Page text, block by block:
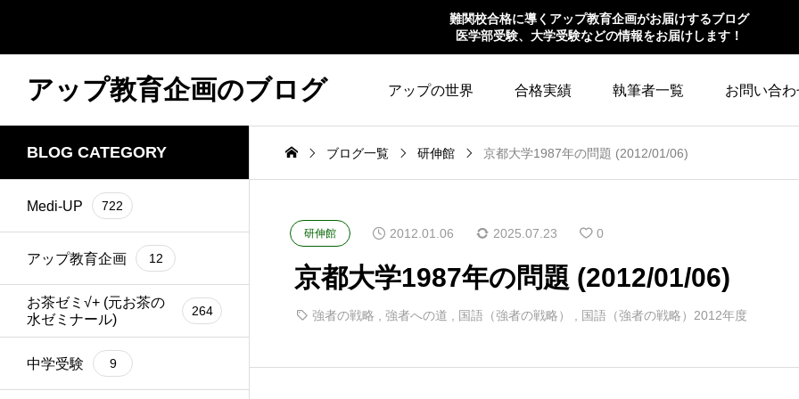
難関校合格に導くアップ教育企画がお届けするブログ
医学部受験、大学受験などの情報をお届けします！
アップ教育企画のブログ アップの世界 合格実績 執筆者一覧 お問い合わ
BLOG CATEGORY
Medi-UP 722
アップ教育企画 12
お茶ゼミ√+ (元お茶の
水ゼミナール)
264
中学受験 9
ブログ一覧 研伸館 京都大学1987年の問題 (2012/01/06)
研伸館 2012.01.06 2025.07.23 0
京都大学1987年の問題 (2012/01/06)
強者の戦略 強者への道 国語（強者の戦略） 国語（強者の戦略）2012年度